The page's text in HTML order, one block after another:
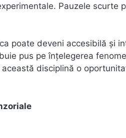
Pauzele scurte
poate deveni accesibilă și
pus pe înțelegerea
disciplină o